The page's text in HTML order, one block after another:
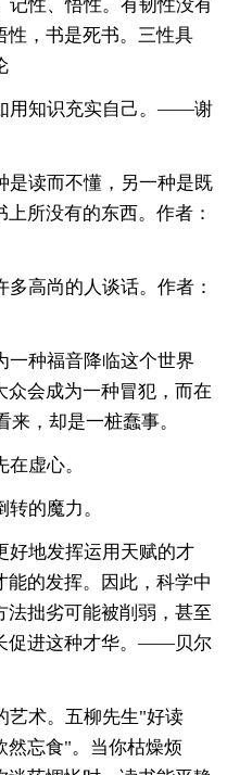
记性、悟性。有韧性没有
性，书是死书。三性具
用知识充实自己。——谢
是读而不懂，另一种是既
所没有的东西。作者：
高尚的人谈话。作者：
一种福音降临这个世界
众会成为一种冒犯，而在
，却是一桩蠢事。
虚心。
的魔力。
好地发挥运用天赋的才
的发挥。因此，科学中
拙劣可能被削弱，甚至
促进这种才华。——贝尔
艺术。五柳先生"好读
然忘食"。当你枯燥烦